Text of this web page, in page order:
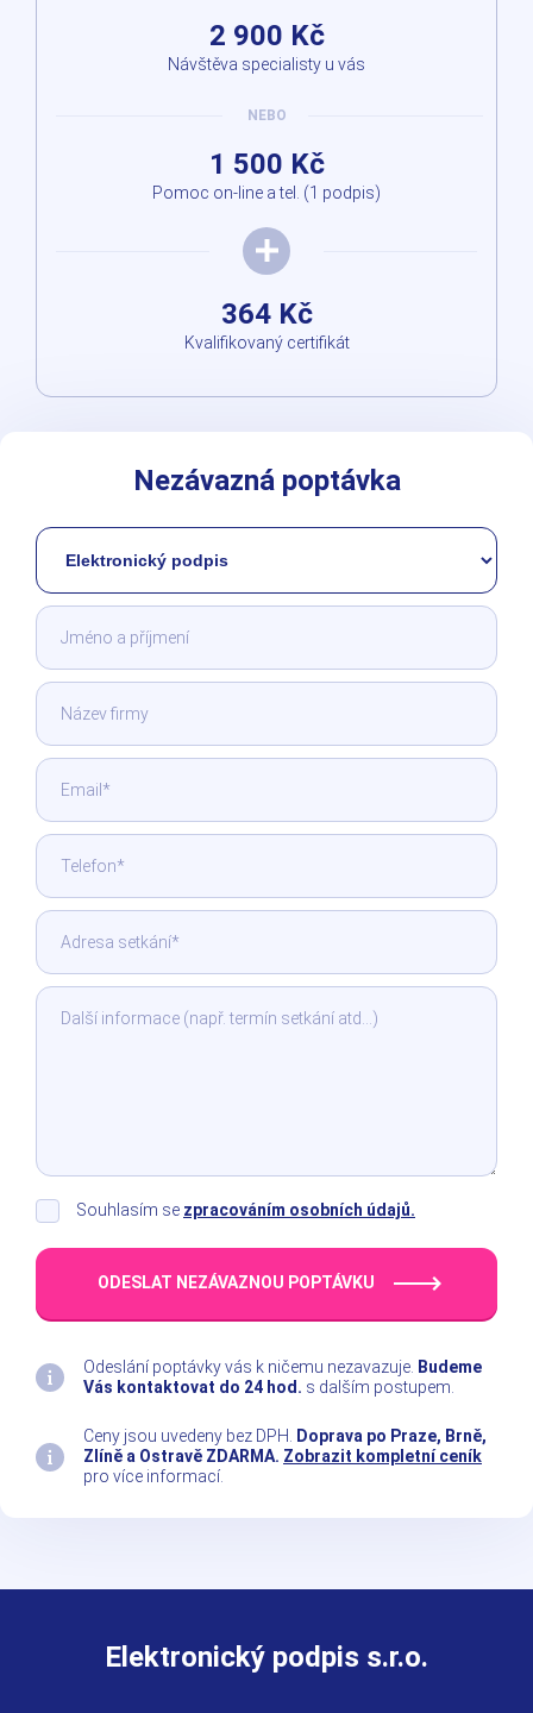
2 900 Kč
Návštěva specialisty u vás
NEBO
1 500 Kč
Pomoc on-line a tel. (1 podpis)
364 Kč
Kvalifikovaný certifikát
Nezávazná poptávka
Souhlasím se zpracováním osobních údajů.
ODESLAT NEZÁVAZNOU POPTÁVKU
Odeslání poptávky vás k ničemu nezavazuje. Budeme
Vás kontaktovat do 24 hod. s dalším postupem.
Ceny jsou uvedeny bez DPH. Doprava po Praze, Brně,
Zlíně a Ostravě ZDARMA. Zobrazit kompletní ceník
pro více informací.
Elektronický podpis s.r.o.